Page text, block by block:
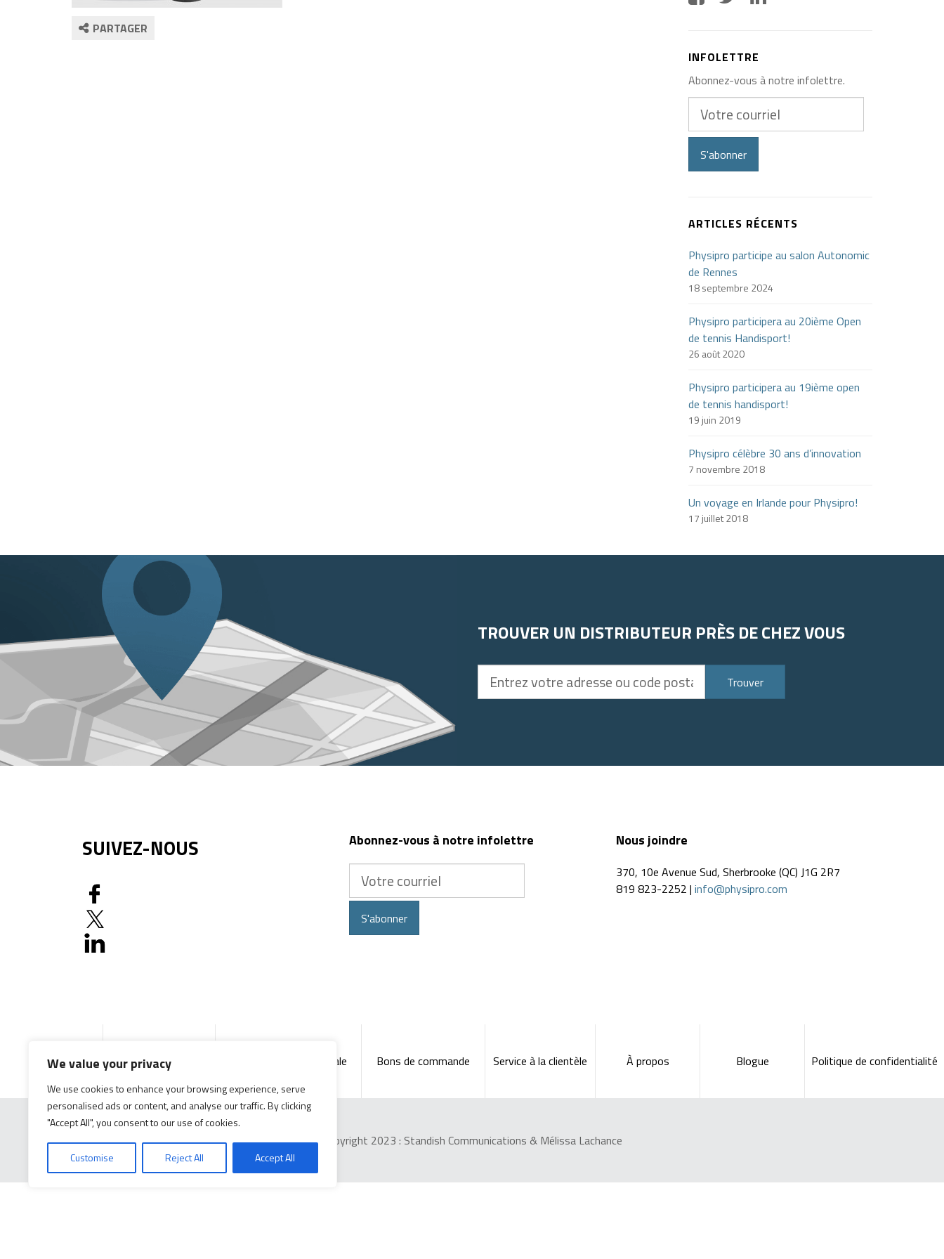
We value your privacy
We use cookies to enhance your browsing experience, serve
personalised ads or content, and analyse our traffic. By clicking
"Accept All", you consent to our use of cookies.
Customise Reject All Accept All
PARTAGER
INFOLETTRE
Abonnez-vous à notre infolettre.
courriel
S'abonner
ARTICLES RÉCENTS
Physipro participe au salon Autonomic
de Rennes
18 septembre 2024
Physipro participera au 20ième Open
de tennis Handisport!
26 août 2020
Physipro participera au 19ième open
de tennis handisport!
19 juin 2019
Physipro célèbre 30 ans d’innovation
7 novembre 2018
Un voyage en Irlande pour Physipro!
17 juillet 2018
TROUVER UN DISTRIBUTEUR PRÈS DE CHEZ VOUS
votre
Trouver
SUIVEZ-NOUS Abonnez-vous à notre infolettre
courriel
S'abonner
Nous joindre
370, 10e Avenue Sud, Sherbrooke (QC) J1G 2R7
819 823-2252 | info@physipro.com
Accueil Produits Documentation générale Bons de commande Service à la clientèle À propos Blogue Politique de confidentialité
Copyright 2023 : Standish Communications & Mélissa Lachance